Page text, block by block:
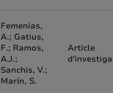
Femenias,
A.; Gatius,
F.; Ramos,
A.J.;
Sanchis, V.;
Marín, S.
Article